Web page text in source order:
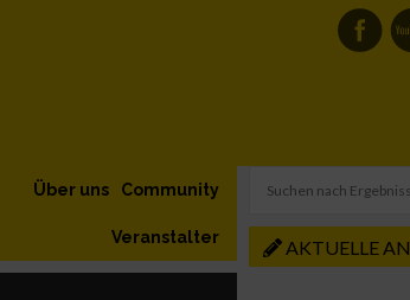
Community
Über uns
Veranstalter AKTUELLE